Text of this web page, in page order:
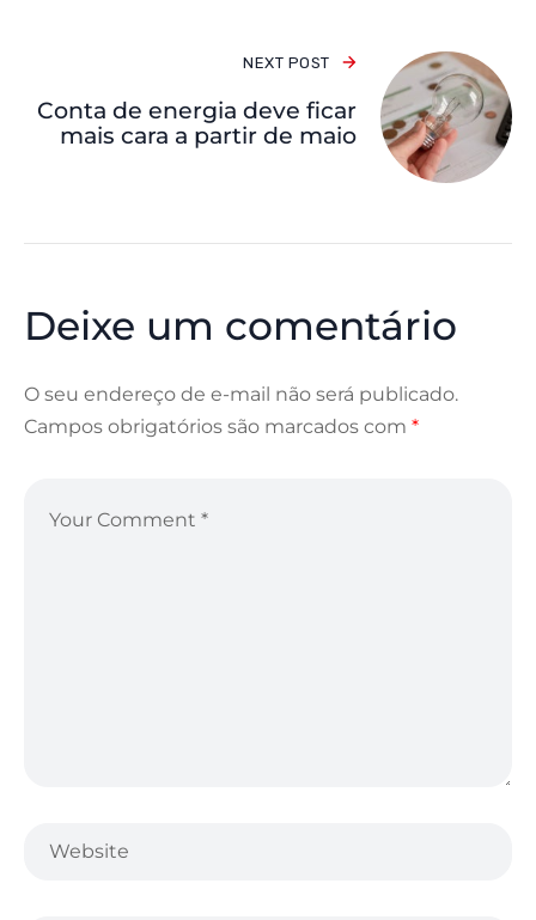
NEXT POST
Conta de energia deve ficar
mais cara a partir de maio
Deixe um comentário
O seu endereço de e-mail não será publicado.
Campos obrigatórios são marcados com *